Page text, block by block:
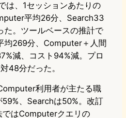
は、1セッションあたりの
平均26分、Search33
た。ツールベースの推計で
均269分、Computer＋人間
減、コスト94%減。プロ
48分だった。
利用者が主たる職
、Searchは50%。改訂
ではComputerクエリの